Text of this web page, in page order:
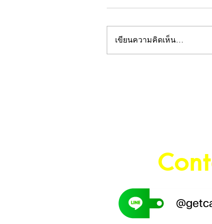
เขียนความคิดเห็น…